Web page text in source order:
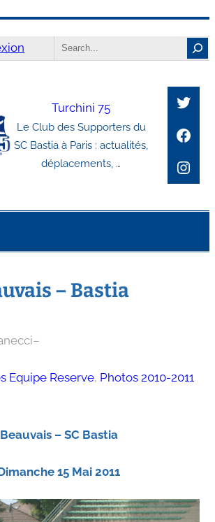
Search
Turchini 75
Le Club des Supporters du
SC Bastia à Paris : actualités,
déplacements, …
– Bastia
–
Equipe Reserve, Photos 2010-2011
Beauvais – SC Bastia
15 Mai 2011